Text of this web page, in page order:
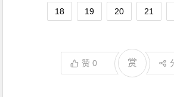
18 19 20 21
赞0 赏